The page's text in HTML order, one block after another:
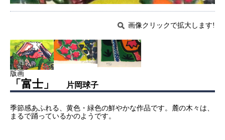
画像クリックで拡大します!
版画
「富士」 片岡球子
季節感あふれる、黄色・緑色の鮮やかな作品です。麓の木々は、
まるで踊っているかのようです。